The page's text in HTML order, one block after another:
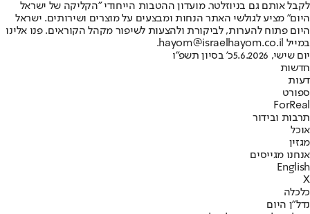
לקבל אותם גם בניוזלטר. מועדון ההטבות הייחודי "הקליקה של ישראל
היום" מציע לגולשי האתר הנחות ומבצעים על מוצרים ושירותים. ישראל
היום פתוח להערות, לביקורת ולהצעות לשיפור מקהל הקוראים. פנו אלינו
במייל hayom@israelhayom.co.il.
יום שישי, 5.6.2026
כ' בסיון תשפ"ו
חדשות
דעות
ספורט
ForReal
תרבות ובידור
אוכל
מגזין
אנחנו מגייסים
English
X
כלכלה
נדל"ן היום